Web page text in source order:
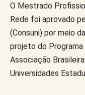
O Mestrado
Rede foi aprovado
(Consuni) por meio da
projeto do Programa
Associação
Universidades